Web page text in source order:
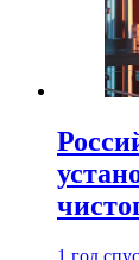
1 год